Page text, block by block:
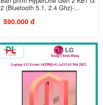
2 (Bluetooth 5.1, 2.4 Ghz)-...
590.000 đ